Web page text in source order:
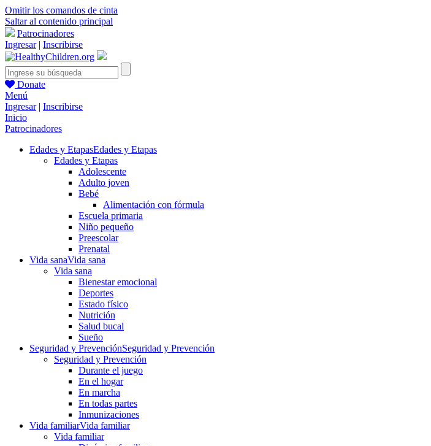
Omitir los comandos de cinta
Saltar al contenido principal
Patrocinadores
Ingresar| Inscribirse
Donate
Menú
Ingresar| Inscribirse
Inicio
Patrocinadores
Edades y EtapasEdades y Etapas
Edades y Etapas
Adolescente
Adulto joven
Bebé
Alimentación con fórmula
Escuela primaria
Niño pequeño
Preescolar
Prenatal
Vida sanaVida sana
Vida sana
Bienestar emocional
Deportes
Estado físico
Nutrición
Salud bucal
Sueño
Seguridad y PrevenciónSeguridad y Prevención
Seguridad y Prevención
Durante el juego
En el hogar
En marcha
En todas partes
Inmunizaciones
Vida familiarVida familiar
Vida familiar